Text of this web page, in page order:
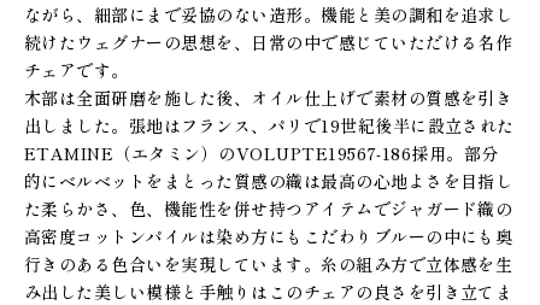
ながら、細部にまで妥協のない造形。機能と美の調和を追求し
続けたウェグナーの思想を、日常の中で感じていただける名作
チェアです。
木部は全面研磨を施した後、オイル仕上げで素材の質感を引き
出しました。張地はフランス、パリで19世紀後半に設立された
ETAMINE（エタミン）のVOLUPTE19567-186採用。部分
的にベルベットをまとった質感の織は最高の心地よさを目指し
た柔らかさ、色、機能性を併せ持つアイテムでジャガード織の
高密度コットンパイルは染め方にもこだわりブルーの中にも奥
行きのある色合いを実現しています。糸の組み方で立体感を生
み出した美しい模様と手触りはこのチェアの良さを引き立てま